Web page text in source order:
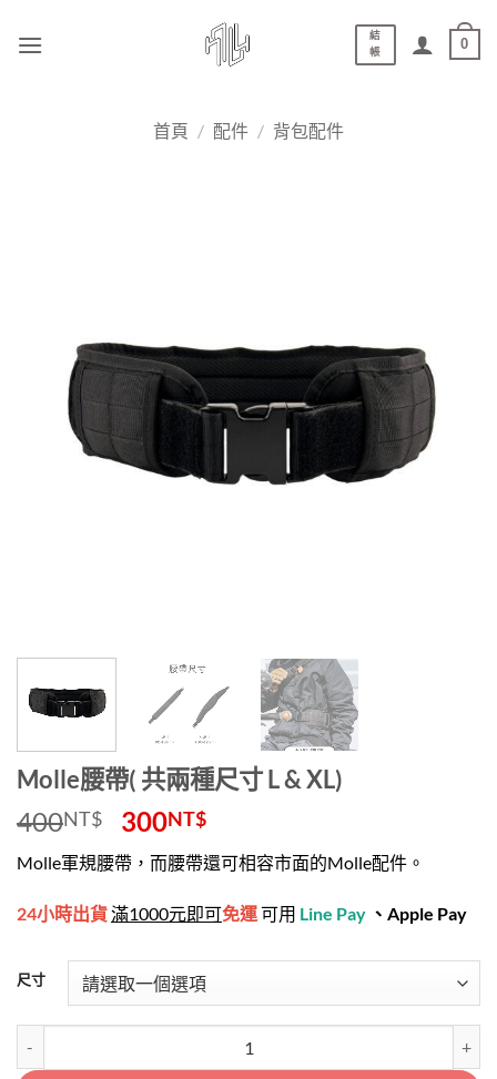
結
帳
0
首頁 / 配件 / 背包配件
Molle腰帶( 共兩種尺寸 L & XL)
400NT$ 300NT$
Molle軍規腰帶，而腰帶還可相容市面的Molle配件。
24小時出貨滿1000元即可免運可用 Line Pay 、 Apple Pay
尺寸